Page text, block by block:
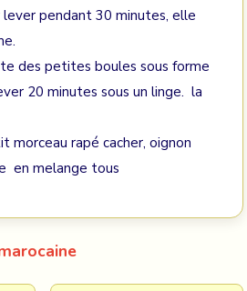
lever pendant 30 minutes, elle
des petites boules sous forme
20 minutes sous un linge. la
rapé cacher, oignon
en melange tous